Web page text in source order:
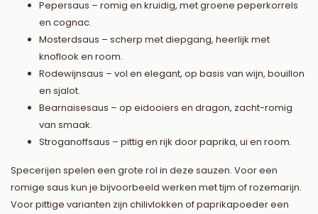
Pepersaus – romig en kruidig, met groene peperkorrels
en cognac.
Mosterdsaus – scherp met diepgang, heerlijk met
knoflook en room.
Rodewijnsaus – vol en elegant, op basis van wijn, bouillon
en sjalot.
Bearnaisesaus – op eidooiers en dragon, zacht-romig
van smaak.
Stroganoffsaus – pittig en rijk door paprika, ui en room.
Specerijen spelen een grote rol in deze sauzen. Voor een
romige saus kun je bijvoorbeeld werken met tijm of rozemarijn.
Voor pittige varianten zijn chilivlokken of paprikapoeder een